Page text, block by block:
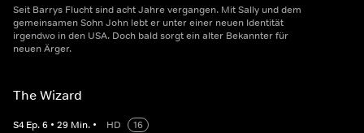
Seit Barrys Flucht sind acht Jahre vergangen. Mit Sally und dem
gemeinsamen Sohn John lebt er unter einer neuen Identität
irgendwo in den USA. Doch bald sorgt ein alter Bekannter für
neuen Ärger.
The Wizard
S4 Ep.6 • 29 Min. • HD
16